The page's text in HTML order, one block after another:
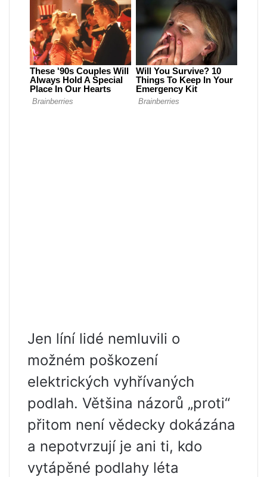
Jen líní lidé nemluvili o
možném poškození
elektrických vyhřívaných
podlah. Většina názorů „proti“
přitom není vědecky dokázána
a nepotvrzují je ani ti, kdo
vytápěné podlahy léta